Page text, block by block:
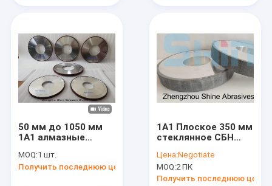
50 мм до 1050 мм
1А1 алмазные
цементированного
карбида OD
MOQ:1 шт.
Получить последнюю цену
1А1 Плоское 350 мм
стеклянное СБН
колесо для
шлифования стали
Цена:Negotiate
MOQ:2 ПК
Получить последнюю цену